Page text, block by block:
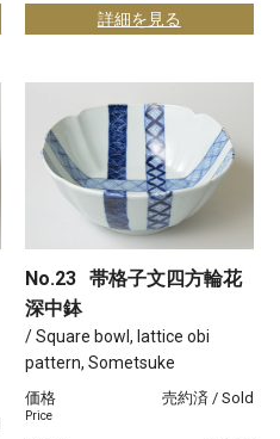
詳細を見る
No.23 帯格子文四方輪花
深中鉢
/ Square bowl, lattice obi
pattern, Sometsuke
価格
Price
売約済 / Sold